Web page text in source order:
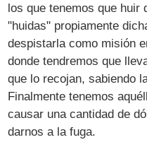
los que tenemos que huir
"huidas" propiamente
despistarla como misión
donde tendremos que
que lo recojan, sabiendo
Finalmente tenemos
causar una cantidad de
darnos a la fuga.